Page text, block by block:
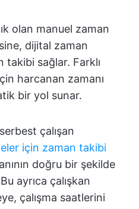
olan manuel zaman
dijital zaman
takibi sağlar. Farklı
harcanan zamanı
bir yol sunar.
çalışan
için zaman takibi
doğru bir şekilde
ayrıca çalışkan
çalışma saatlerini